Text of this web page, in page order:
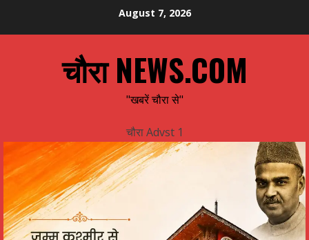
August 7, 2026
चौरा NEWS.COM
"खबरें चौरा से"
चौरा Advst 1